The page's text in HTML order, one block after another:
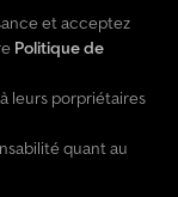
et acceptez
Politique de
leurs porpriétaires
quant au